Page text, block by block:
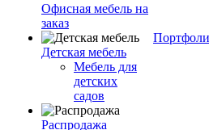
Офисная мебель на
заказ
Детская мебель
Мебель для
детских
садов
Распродажа